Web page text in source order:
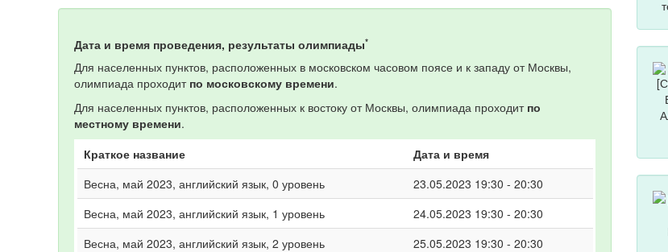
Дата и время проведения, результаты олимпиады*
Для населенных пунктов, расположенных в московском часовом поясе и к западу от Москвы,
олимпиада проходит по московскому времени.
Для населенных пунктов, расположенных к востоку от Москвы, олимпиада проходит по
местному времени.
Краткое название
Дата и время
Весна, май 2023, английский язык, 0 уровень
23.05.2023 19:30 - 20:30
Весна, май 2023, английский язык, 1 уровень
24.05.2023 19:30 - 20:30
Весна, май 2023, английский язык, 2 уровень
25.05.2023 19:30 - 20:30